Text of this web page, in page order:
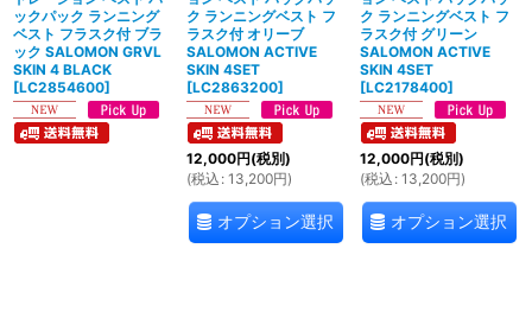
ックパック ランニング
ベスト フラスク付 ブラ
ック SALOMON GRVL
SKIN 4 BLACK
[LC2854600]
ク ランニングベスト フ
ラスク付 オリーブ
SALOMON ACTIVE
SKIN 4SET
[LC2863200]
12,000円(税別)
(税込 : 13,200円)
オプション選択
ク ランニングベスト フ
ラスク付 グリーン
SALOMON ACTIVE
SKIN 4SET
[LC2178400]
12,000円(税別)
(税込 : 13,200円)
オプション選択